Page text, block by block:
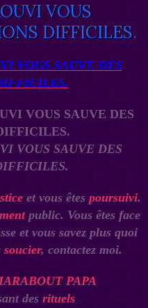
VOUS
DIFFICILES.
VOUS SAUVE DES
VOUS SAUVE DES
et vous êtes poursuivi.
public. Vous êtes face
et vous savez plus quoi
soucier, contactez moi.
PAPA
des rituels